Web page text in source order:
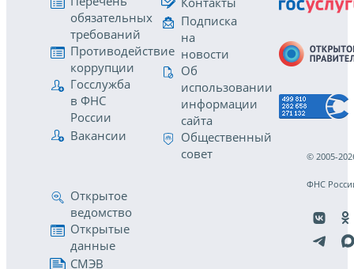
обязательных
требований
Противодействие
коррупции
Госслужба
в ФНС
России
Вакансии
Подписка
на
новости
Об
использовании
информации
сайта
Общественный
совет
Открытое
ведомство
Открытые
данные
СМЭВ
© 2005-
ФНС